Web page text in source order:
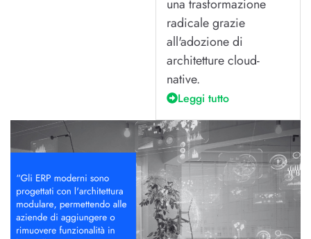
una trasformazione
radicale grazie
all'adozione di
architetture cloud-
native.
Leggi tutto